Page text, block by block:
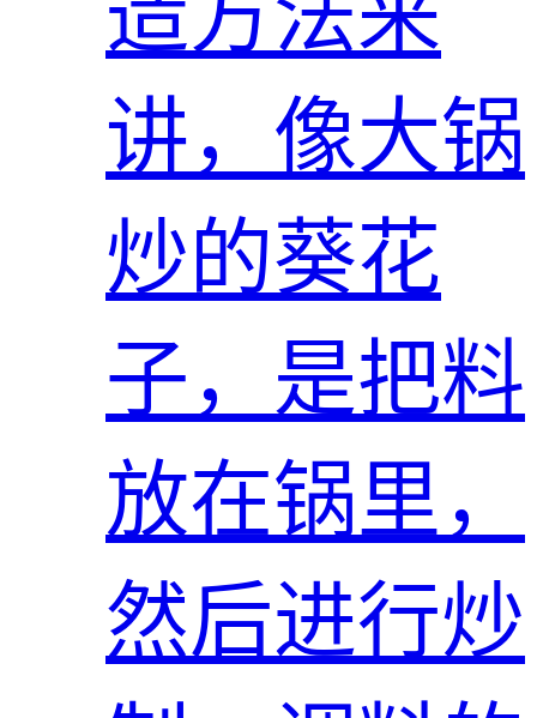
讲，像大锅
炒的葵花
子，是把料
放在锅里，
然后进行炒